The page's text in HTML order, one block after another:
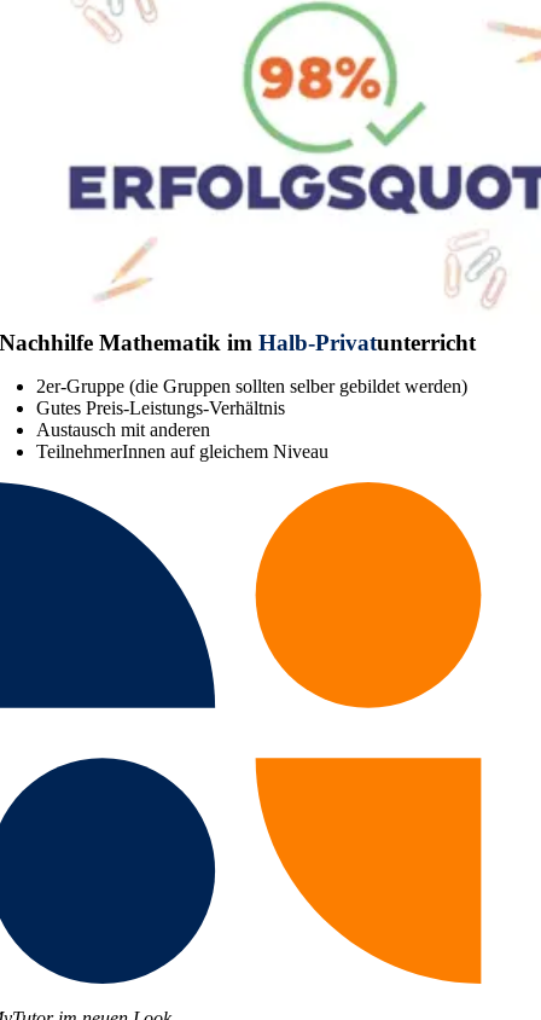
Nachhilfe Mathematik imHalb-Privatunterricht
2er-Gruppe (die Gruppen sollten selber gebildet werden)
Gutes Preis-Leistungs-Verhältnis
Austausch mit anderen
TeilnehmerInnen auf gleichem Niveau